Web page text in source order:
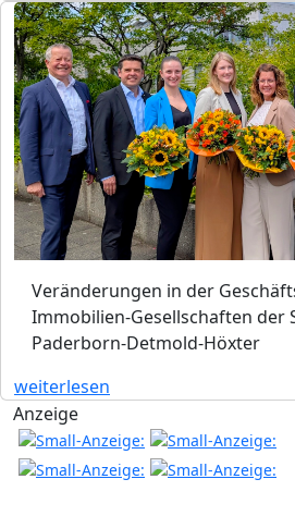
Veränderungen in der
Immobilien-Gesellschaften der
Paderborn-Detmold-Höxter
weiterlesen
Anzeige